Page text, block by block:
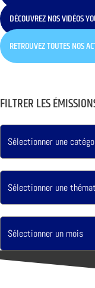
DÉCOUVREZ NOS VIDÉOS
RETROUVEZ TOUTES NOS
FILTRER LES